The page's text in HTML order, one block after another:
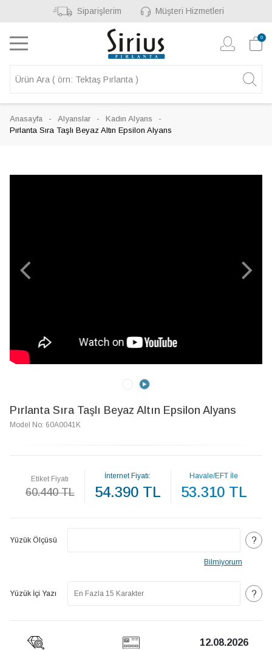
Siparişlerim Müşteri Hizmetleri
0
Anasayfa Alyanslar
Kadın Alyans
Pırlanta Sıra Taşlı Beyaz Altın Epsilon Alyans
Pırlanta Sıra Taşlı Beyaz Altın Epsilon Alyans
Model No: 60A0041K
Etiket Fiyatı
60.440 TL
İnternet Fiyatı:
54.390 TL
Havale/EFT İle
53.310 TL
Yüzük Ölçüsü ?
Bilmiyorum
Yüzük İçi Yazı ?
12.08.2026